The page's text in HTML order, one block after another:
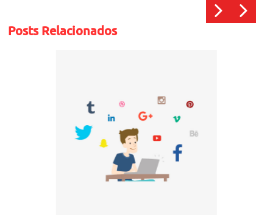
Posts Relacionados